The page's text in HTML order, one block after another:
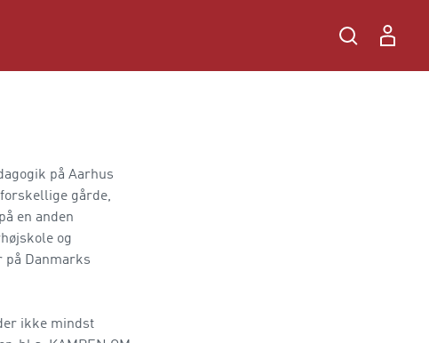
på Aarhus
gårde,
en anden
og
på Danmarks
ikke mindst